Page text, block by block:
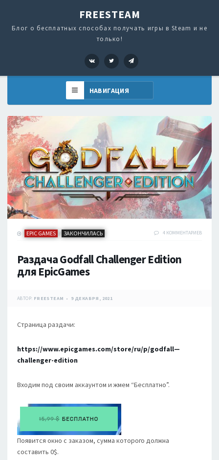
FREESTEAM
Блог о бесплатных способах получать игры в Steam и не
только!
VK Twitter
EPIC GAMES / ЗАКОНЧИЛАСЬ 4 КОММЕНТАРИЕВ
Раздача Godfall Challenger Edition
для EpicGames
АВТОР: FREESTEAM 9 ДЕКАБРЯ, 2021
Страница раздачи:
https://www.epicgames.com/store/ru/p/godfall—
challenger-edition
Входим под своим аккаунтом и жмем “Бесплатно”.
Появится окно с заказом, сумма которого должна
составить 0$.